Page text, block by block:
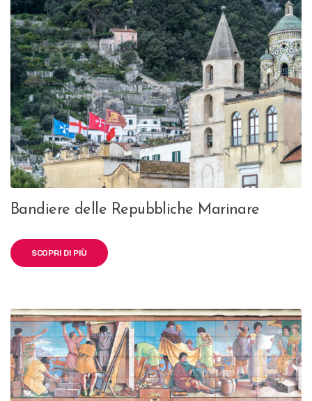
Bandiere delle Repubbliche Marinare
SCOPRI DI PIÙ